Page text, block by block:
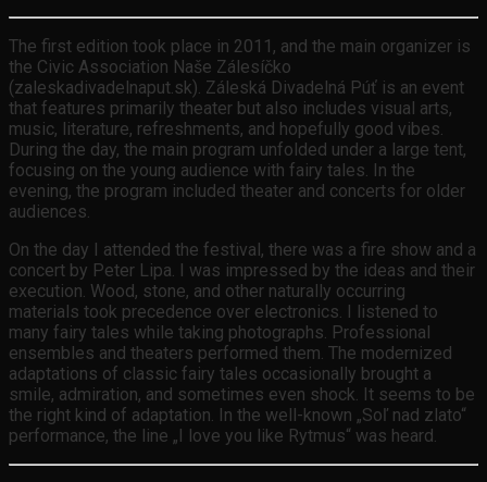
The first edition took place in 2011, and the main organizer is
the Civic Association Naše Zálesíčko
(zaleskadivadelnaput.sk). Záleská Divadelná Púť is an event
that features primarily theater but also includes visual arts,
music, literature, refreshments, and hopefully good vibes.
During the day, the main program unfolded under a large tent,
focusing on the young audience with fairy tales. In the
evening, the program included theater and concerts for older
audiences.
On the day I attended the festival, there was a fire show and a
concert by Peter Lipa. I was impressed by the ideas and their
execution. Wood, stone, and other naturally occurring
materials took precedence over electronics. I listened to
many fairy tales while taking photographs. Professional
ensembles and theaters performed them. The modernized
adaptations of classic fairy tales occasionally brought a
smile, admiration, and sometimes even shock. It seems to be
the right kind of adaptation. In the well-known „Soľ nad zlato“
performance, the line „I love you like Rytmus“ was heard.